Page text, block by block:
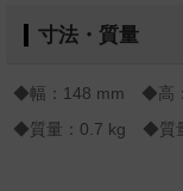
寸法・質量
◆幅：148 mm ◆高
◆質量：0.7 kg ◆質